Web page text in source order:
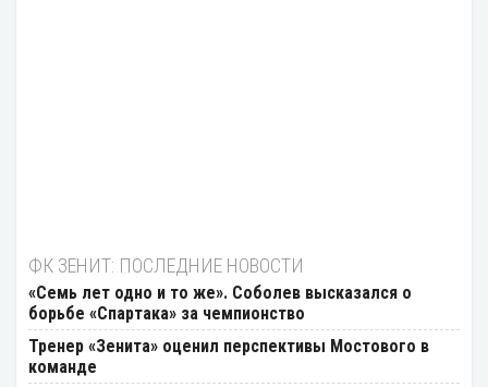
ФК ЗЕНИТ: ПОСЛЕДНИЕ НОВОСТИ
«Семь лет одно и то же». Соболев высказался о
борьбе «Спартака» за чемпионство
Тренер «Зенита» оценил перспективы Мостового в
команде